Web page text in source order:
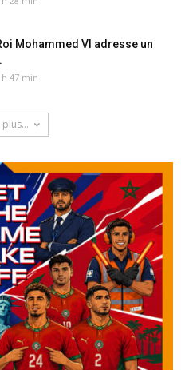
Mohammed VI adresse un
47 min